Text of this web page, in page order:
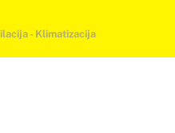
- Klimatizacija